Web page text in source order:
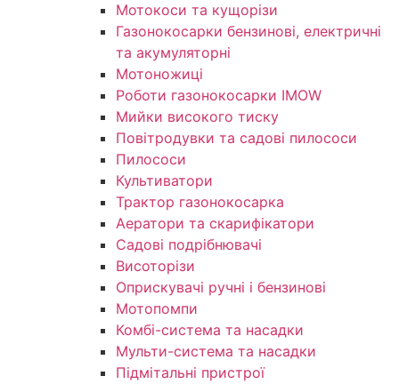
Мотокоси та кущорізи
Газонокосарки бензинові, електричні
та акумуляторні
Мотоножиці
Роботи газонокосарки IMOW
Мийки високого тиску
Повітродувки та садові пилососи
Пилососи
Культиватори
Трактор газонокосарка
Аератори та скарифікатори
Садові подрібнювачі
Висоторізи
Оприскувачі ручні і бензинові
Мотопомпи
Комбі-система та насадки
Мульти-система та насадки
Підмітальні пристрої